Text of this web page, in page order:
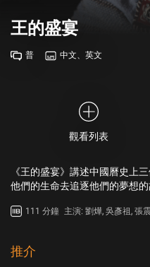
王的盛宴
普 中文、英文
觀看列表
《王的盛宴》講述中國曆史上
他們的生命去追逐他們的夢想
白去串聯起這些經歷，並借此
111 分鐘 主演: 劉燁, 吳彥祖, 張震
推介